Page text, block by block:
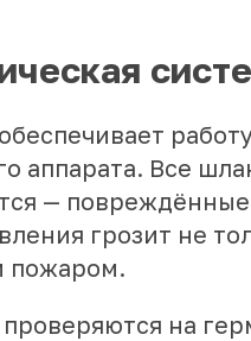
аппарата. Все
—
грозит не
пожаром.
на